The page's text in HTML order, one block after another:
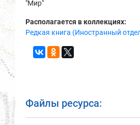
"Мир"
Располагается в коллекциях:
Редкая книга (Иностранный
Файлы ресурса: